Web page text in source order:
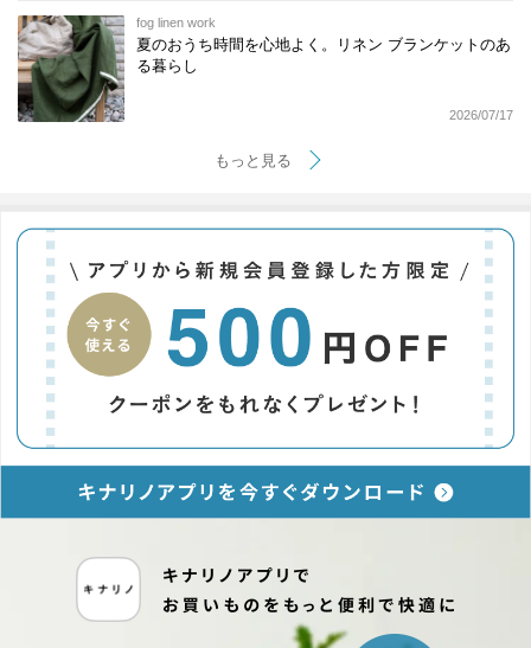
fog linen work
夏のおうち時間を心地よく。リネン ブランケットのあ
る暮らし
2026/07/17
もっと見る